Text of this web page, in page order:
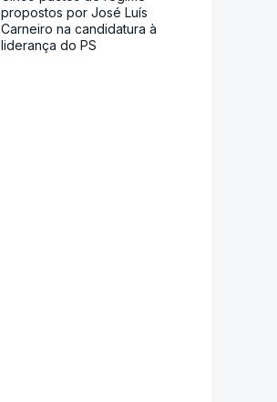
propostos por José Luís
Carneiro na candidatura à
liderança do PS